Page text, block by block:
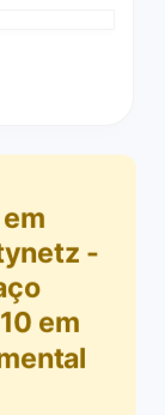
-
10 em